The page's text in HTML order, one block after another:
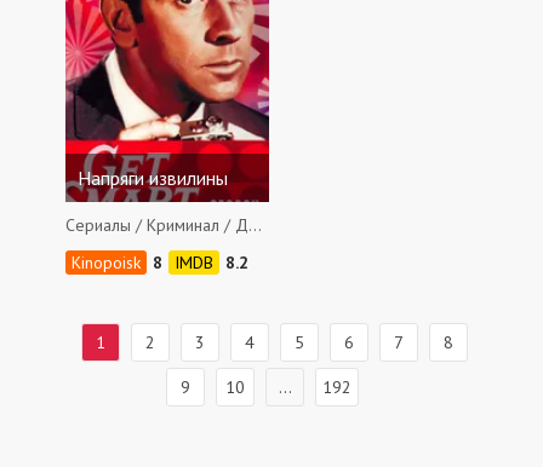
Напряги извилины
Сериалы / Криминал / Детективы / Фантастика / Приключения / Боевики / Комедии / Семейные
8
8.2
1 2 3 4 5 6 7 8
9 10 ... 192